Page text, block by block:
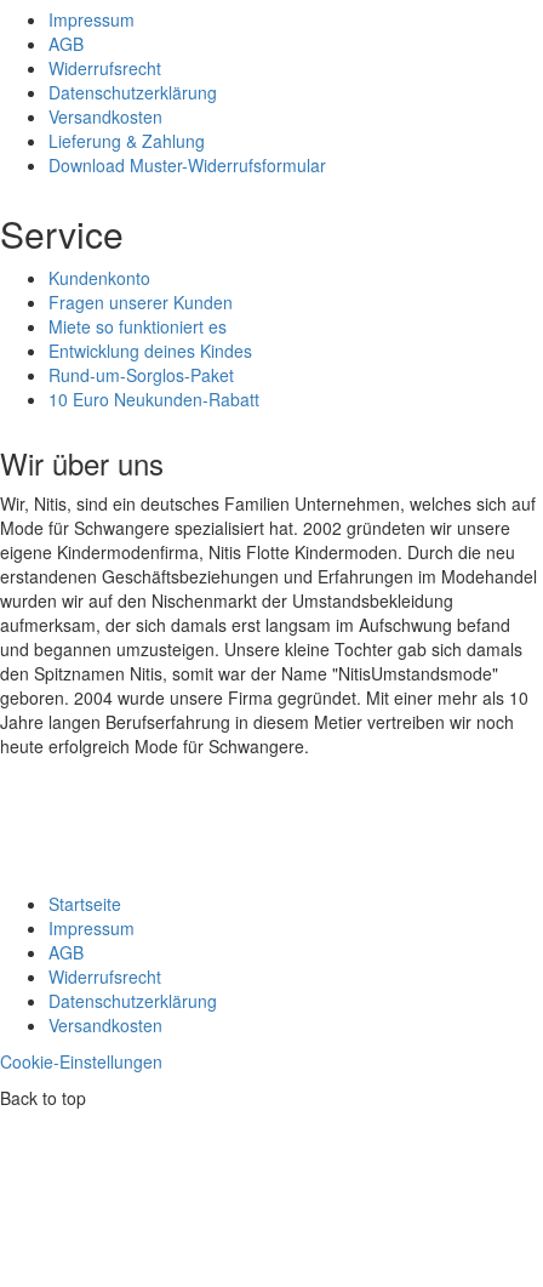
Impressum
AGB
Widerrufsrecht
Datenschutzerklärung
Versandkosten
Lieferung & Zahlung
Download Muster-Widerrufsformular
Service
Kundenkonto
Fragen unserer Kunden
Miete so funktioniert es
Entwicklung deines Kindes
Rund-um-Sorglos-Paket
10 Euro Neukunden-Rabatt
Wir über uns
Wir, Nitis, sind ein deutsches Familien Unternehmen, welches sich auf
Mode für Schwangere spezialisiert hat. 2002 gründeten wir unsere
eigene Kindermodenfirma, Nitis Flotte Kindermoden. Durch die neu
erstandenen Geschäftsbeziehungen und Erfahrungen im Modehandel
wurden wir auf den Nischenmarkt der Umstandsbekleidung
aufmerksam, der sich damals erst langsam im Aufschwung befand
und begannen umzusteigen. Unsere kleine Tochter gab sich damals
den Spitznamen Nitis, somit war der Name "NitisUmstandsmode"
geboren. 2004 wurde unsere Firma gegründet. Mit einer mehr als 10
Jahre langen Berufserfahrung in diesem Metier vertreiben wir noch
heute erfolgreich Mode für Schwangere.
Startseite
Impressum
AGB
Widerrufsrecht
Datenschutzerklärung
Versandkosten
Cookie-Einstellungen
Back to top